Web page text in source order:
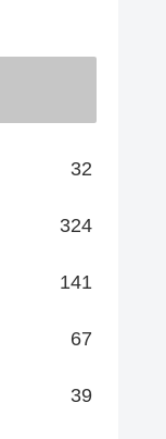
32
324
141
67
39